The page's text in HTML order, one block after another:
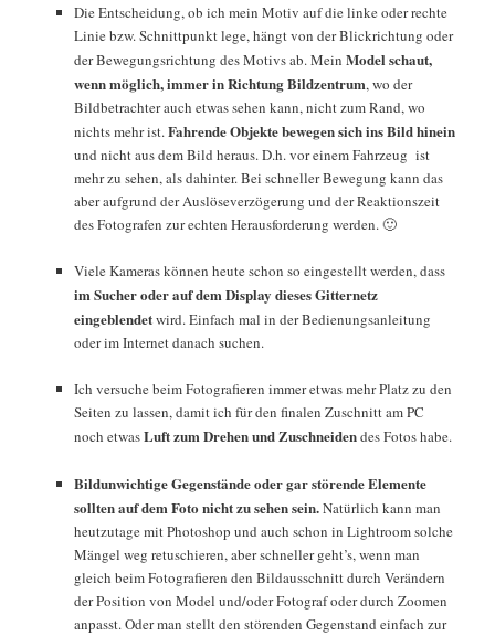
Die Entscheidung, ob ich mein Motiv auf die linke oder rechte
Linie bzw. Schnittpunkt lege, hängt von der Blickrichtung oder
der Bewegungsrichtung des Motivs ab. MeinModel schaut,
wenn möglich, immer in Richtung Bildzentrum, wo der
Bildbetrachter auch etwas sehen kann, nicht zum Rand, wo
nichts mehr ist.Fahrende Objekte bewegen sich ins Bild hinein
und nicht aus dem Bild heraus. D.h. vor einem Fahrzeug ist
mehr zu sehen, als dahinter. Bei schneller Bewegung kann das
aber aufgrund der Auslöseverzögerung und der Reaktionszeit
des Fotografen zur echten Herausforderung werden. 🙂
Viele Kameras können heute schon so eingestellt werden, dass
im Sucher oder auf dem Display dieses Gitternetz
eingeblendetwird. Einfach mal in der Bedienungsanleitung
oder im Internet danach suchen.
Ich versuche beim Fotografieren immer etwas mehr Platz zu den
Seiten zu lassen, damit ich für den finalen Zuschnitt am PC
noch etwasLuft zum Drehen und Zuschneidendes Fotos habe.
Bildunwichtige Gegenstände oder gar störende Elemente
sollten auf dem Foto nicht zu sehen sein.Natürlich kann man
heutzutage mit Photoshop und auch schon in Lightroom solche
Mängel weg retuschieren, aber schneller geht’s, wenn man
gleich beim Fotografieren den Bildausschnitt durch Verändern
der Position von Model und/oder Fotograf oder durch Zoomen
anpasst. Oder man stellt den störenden Gegenstand einfach zur